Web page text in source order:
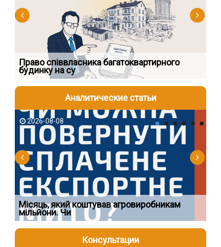
Право співвласника багатоквартирного
будинку на су
Аналитические статьи
2026-08-08
Місяць, який коштував агровиробникам
мільйони. Чи
Консультации